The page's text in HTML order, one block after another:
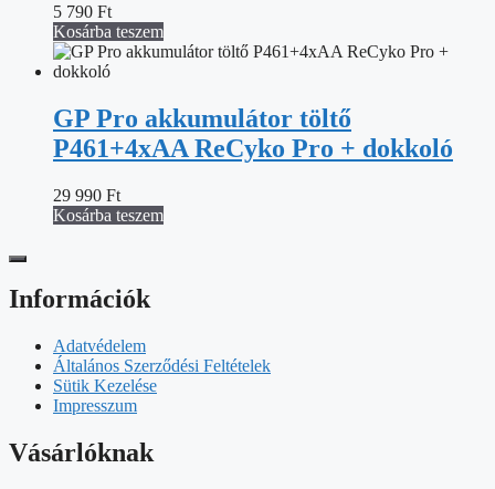
5 790 Ft
Kosárba teszem
GP Pro akkumulátor töltő
P461+4xAA ReCyko Pro + dokkoló
29 990 Ft
Kosárba teszem
Információk
Adatvédelem
Általános Szerződési Feltételek
Sütik Kezelése
Impresszum
Vásárlóknak